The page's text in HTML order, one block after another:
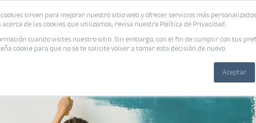
cookies sirven para mejorar nuestro sitio web y ofrecer servicios más
de las cookies que utilizamos, revisa nuestra Política de Privacidad.
cuando visites nuestro sitio. Sin embargo, con el fin de cumplir con tus
cookie para que no se te solicite volver a tomar esta decisión de nuevo.
Aceptar
PROMOCIONES CALCULADORAS